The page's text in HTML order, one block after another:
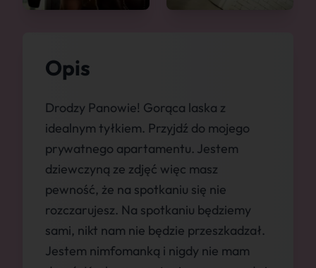
Opis
Drodzy Panowie! Gorąca laska z
idealnym tyłkiem. Przyjdź do mojego
prywatnego apartamentu. Jestem
dziewczyną ze zdjęć więc masz
pewność, że na spotkaniu się nie
rozczarujesz. Na spotkaniu będziemy
sami, nikt nam nie będzie przeszkadzał.
Jestem nimfomanką i nigdy nie mam